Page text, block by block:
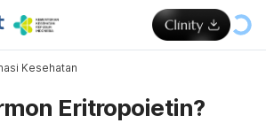
Kesehatan
Eritropoietin?